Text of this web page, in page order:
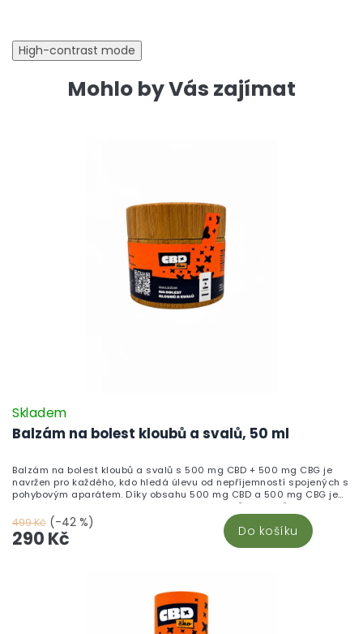
High-contrast mode
Mohlo by Vás zajímat
Balzám na bolest kloubů a svalů, 50 ml
Skladem
499 Kč (-42 %)
290 Kč Do košíku
Balzám na bolest kloubů a svalů s 500 mg CBD + 500 mg CBG je
navržen pro každého, kdo hledá úlevu od nepříjemností spojených s
pohybovým aparátem. Díky obsahu 500 mg CBD a 500 mg CBG je
ideální volbou pro regeneraci a uvolnění svalů a kloubů. Tento krém,
vyrobený z nejkvalitnějších ingrediencí přímo v České republice,
kombinuje přírodní esenciální oleje z jedle, smrku nebo borovice,
které mají zklidňující a osvěžující účinky. Bambusová dóza se